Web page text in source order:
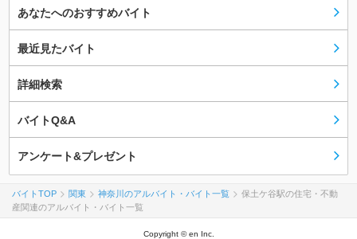
あなたへのおすすめバイト
最近見たバイト
詳細検索
バイトQ&A
アンケート&プレゼント
バイトTOP 関東 神奈川のアルバイト・バイト一覧
保土ケ谷駅の住宅・不動
産関連のアルバイト・バイト一覧
Copyright © en Inc.